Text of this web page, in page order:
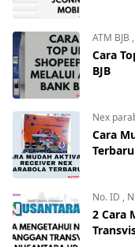
ATM BJB ,
Cara
BJB
Nex
Cara
Terbaru
No. ID ,
2 Cara